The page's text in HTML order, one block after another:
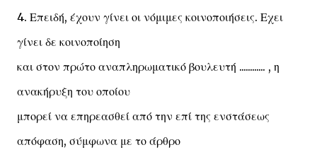
4. Επειδή, έχουν γίνει οι νόμιμες κοινοποιήσεις. Εχει
γίνει δε κοινοποίηση
και στον πρώτο αναπληρωματικό βουλευτή ............ , η
ανακήρυξη του οποίου
μπορεί να επηρεασθεί από την επί της ενστάσεως
απόφαση, σύμφωνα με το άρθρο